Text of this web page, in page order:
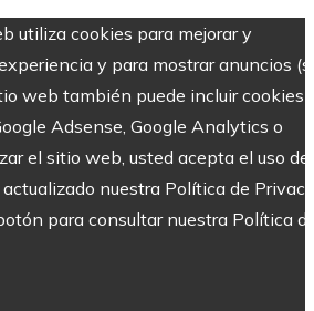
utiliza cookies para mejorar y
y para mostrar anuncios
web también puede incluir cookies
Adsense, Google Analytics o
el sitio web, usted acepta el uso de
nuestra Política de
para consultar nuestra Política